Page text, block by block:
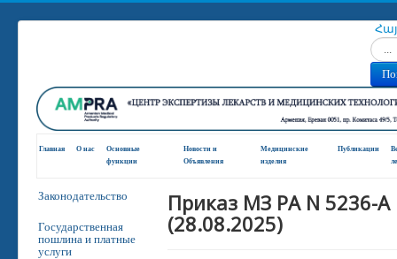
Главная О нас
Основные
функции
Новости и
Oбъявления
Медицинские
изделия
Публикации
Законодательство
Государственная
пошлина и платные
услуги
Приказ МЗ РА N 5236-A
(28.08.2025)